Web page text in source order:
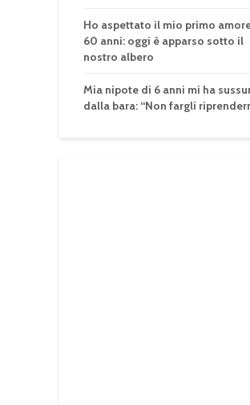
Ho aspettato il mio primo
60 anni: oggi è apparso sotto il
nostro albero
Mia nipote di 6 anni mi ha
dalla bara: “Non fargli